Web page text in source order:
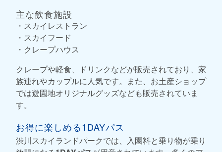
主な飲食施設
・スカイレストラン
・スカイフード
・クレープハウス
クレープや軽食、ドリンクなどが販売されており、家
族連れやカップルに人気です。また、お土産ショップ
では遊園地オリジナルグッズなども販売されていま
す。
お得に楽しめる1DAYパス
渋川スカイランドパークでは、入園料と乗り物が乗り